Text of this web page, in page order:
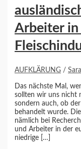
Arbeiter in
AUFKLÄRUNG /
Das nächste Mal,
sollten wir uns nicht
sondern auch, ob
behandelt wurde.
nämlich bei
und Arbeiter in der
niedrige […]